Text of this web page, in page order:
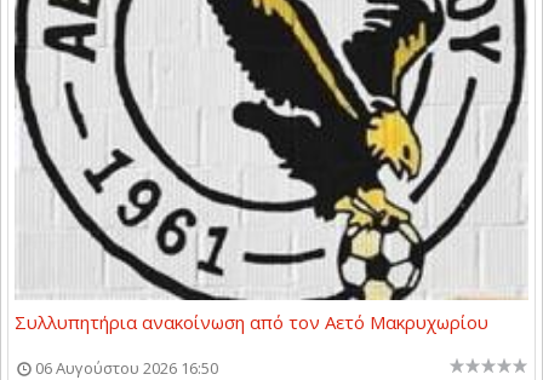
Συλλυπητήρια ανακοίνωση από τον Αετό Μακρυχωρίου
06 Αυγούστου 2026 16:50